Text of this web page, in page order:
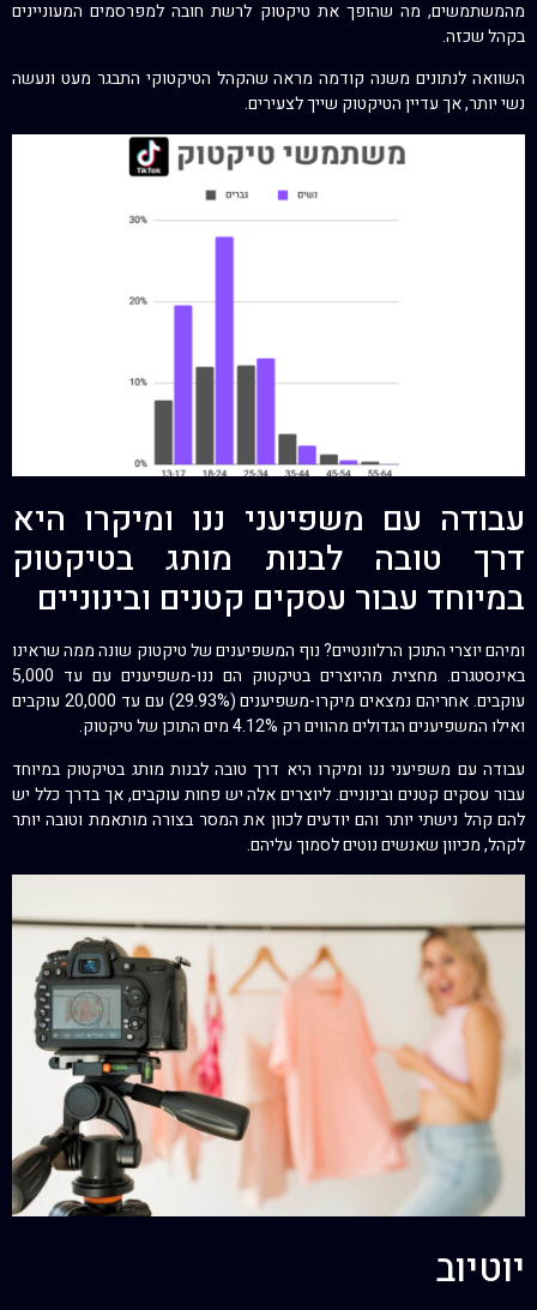
מהמשתמשים, מה שהופך את טיקטוק לרשת חובה למפרסמים המעוניינים
בקהל שכזה.
השוואה לנתונים משנה קודמה מראה שהקהל הטיקטוקי התבגר מעט ונעשה
נשי יותר, אך עדיין הטיקטוק שייך לצעירים.
עבודה עם משפיעני ננו ומיקרו היא
דרך טובה לבנות מותג בטיקטוק
במיוחד עבור עסקים קטנים ובינוניים
ומיהם יוצרי התוכן הרלוונטיים? נוף המשפיענים של טיקטוק שונה ממה שראינו
באינסטגרם. מחצית מהיוצרים בטיקטוק הם ננו-משפיענים עם עד 5,000
עוקבים. אחריהם נמצאים מיקרו-משפיענים (29.93%) עם עד 20,000 עוקבים
ואילו המשפיענים הגדולים מהווים רק 4.12% מים התוכן של טיקטוק.
עבודה עם משפיעני ננו ומיקרו היא דרך טובה לבנות מותג בטיקטוק במיוחד
עבור עסקים קטנים ובינוניים. ליוצרים אלה יש פחות עוקבים, אך בדרך כלל יש
להם קהל נישתי יותר והם יודעים לכוון את המסר בצורה מותאמת וטובה יותר
לקהל, מכיוון שאנשים נוטים לסמוך עליהם.
יוטיוב